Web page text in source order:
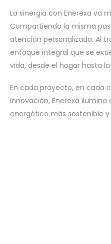
La sinergia con Enerexa va
Compartiendo la misma
atención personalizada. Al
enfoque integral que se
vida, desde el hogar hasta
En cada proyecto, en cada
innovación, Enerexa
energético más sostenible